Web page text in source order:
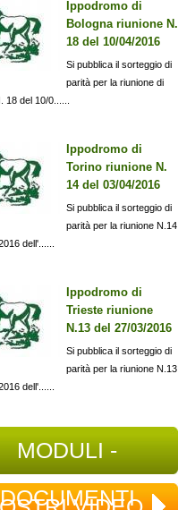
Ippodromo di
Bologna riunione N.
18 del 10/04/2016
Si pubblica il sorteggio di
parità per la riunione di
18 del 10/0......
Ippodromo di
Torino riunione N.
14 del 03/04/2016
Si pubblica il sorteggio di
parità per la riunione N.14
dell'......
Ippodromo di
Trieste riunione
N.13 del 27/03/2016
Si pubblica il sorteggio di
parità per la riunione N.13
dell'......
MODULI -
DOCUMENTI